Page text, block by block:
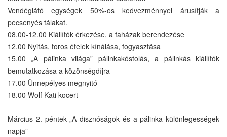
Vendéglátó egységek 50%-os kedvezménnyel árusítják a
pecsenyés tálakat.
08.00-12.00 Kiállítók érkezése, a faházak berendezése
12.00 Nyitás, toros ételek kínálása, fogyasztása
15.00 „A pálinka világa” pálinkakóstolás, a pálinkás kiállítók
bemutatkozása a közönségdíjra
17.00 Ünnepélyes megnyitó
18.00 Wolf Kati kocert
Március 2. péntek „A disznóságok és a pálinka különlegességek
napja”